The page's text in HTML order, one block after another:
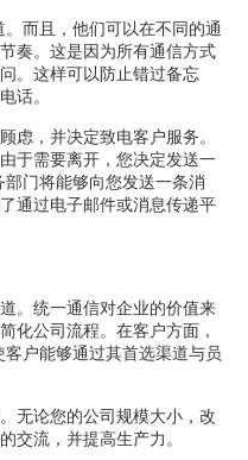
而且，他们可以在不同的通
奏。这是因为所有通信方式
。这样可以防止错过备忘
话。
虑，并决定致电客户服务。
于需要离开，您决定发送一
门将能够向您发送一条消
通过电子邮件或消息传递平
。统一通信对企业的价值来
化公司流程。在客户方面，
户能够通过其首选渠道与员
无论您的公司规模大小，改
交流，并提高生产力。